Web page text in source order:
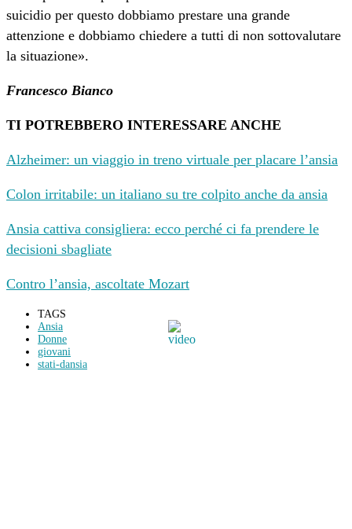
suicidio per questo dobbiamo prestare una grande
attenzione e dobbiamo chiedere a tutti di non sottovalutare
la situazione».
Francesco Bianco
TI POTREBBERO INTERESSARE ANCHE
Alzheimer: un viaggio in treno virtuale per placare l’ansia
Colon irritabile: un italiano su tre colpito anche da ansia
Ansia cattiva consigliera: ecco perché ci fa prendere le
decisioni sbagliate
Contro l’ansia, ascoltate Mozart
TAGS
Ansia
Donne
giovani
stati-dansia